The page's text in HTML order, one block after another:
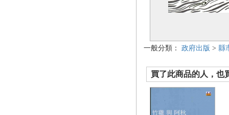
一般分類： 政府出版 > 縣
買了此商品的人，也